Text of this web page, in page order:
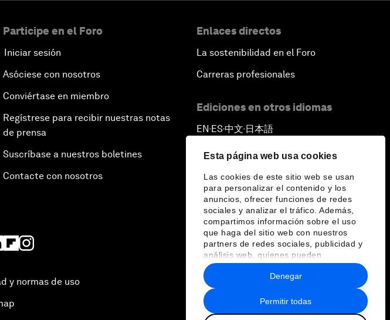
Esta página web usa cookies
Las cookies de este sitio web se usan
para personalizar el contenido y los
anuncios, ofrecer funciones de redes
sociales y analizar el tráfico. Además,
compartimos información sobre el uso
que haga del sitio web con nuestros
partners de redes sociales, publicidad y
análisis web, quienes pueden
combinarla con otra información que les
haya proporcionado o que hayan
recopilado a partir del uso que haya
hecho de sus servicios.
Permitir todas
Denegar
Participe en el Foro
Iniciar sesión
Asóciese con nosotros
Conviértase en miembro
Regístrese para recibir nuestras notas
de prensa
Suscríbase a nuestros boletines
Contacte con nosotros
Enlaces directos
La sostenibilidad en el Foro
Carreras profesionales
Ediciones en otros idiomas
EN ▪ ES▪中文▪ 日本語
y normas de uso